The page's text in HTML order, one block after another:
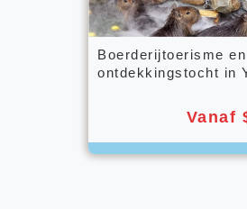
Boerderijtoerisme
ontdekkingstocht in
Vanaf